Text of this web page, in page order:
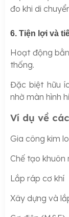
đo khi di
6. Tiện lợi và
Hoạt động
thống.
Đặc biệt hữu
nhờ màn hình
Ví dụ về
Gia công kim
Chế tạo khuôn
Lắp ráp cơ khí
Xây dựng và